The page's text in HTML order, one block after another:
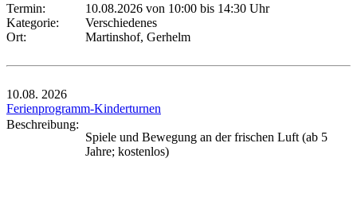
Termin:
10.08.2026 von 10:00 bis 14:30 Uhr
Kategorie:
Verschiedenes
Ort:
Martinshof, Gerhelm
10.08. 2026
Ferienprogramm-Kinderturnen
Beschreibung:
Spiele und Bewegung an der frischen Luft (ab 5
Jahre; kostenlos)